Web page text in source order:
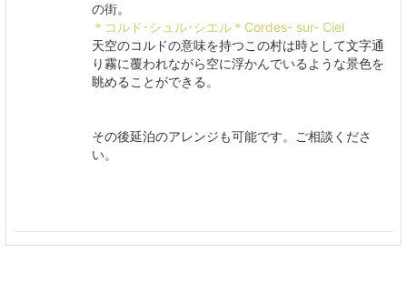
の街。
＊コルド･シュル･シエル＊Cordes- sur- Ciel
天空のコルドの意味を持つこの村は時として文字通
り霧に覆われながら空に浮かんでいるような景色を
眺めることができる。
その後延泊のアレンジも可能です。ご相談くださ
い。